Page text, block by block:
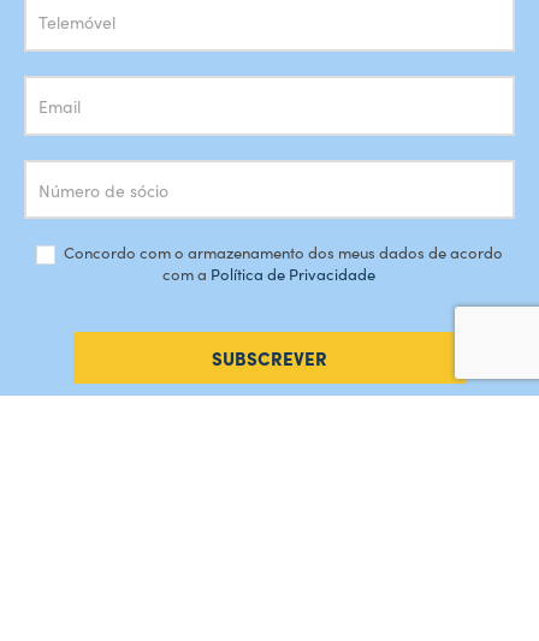
Concordo com o armazenamento dos meus dados de acordo
com a Política de Privacidade
SUBSCREVER